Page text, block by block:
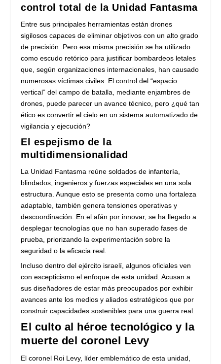
control total de la Unidad Fantasma
Entre sus principales herramientas están drones
sigilosos capaces de eliminar objetivos con un alto grado
de precisión. Pero esa misma precisión se ha utilizado
como escudo retórico para justificar bombardeos letales
que, según organizaciones internacionales, han causado
numerosas víctimas civiles. El control del “espacio
vertical” del campo de batalla, mediante enjambres de
drones, puede parecer un avance técnico, pero ¿qué tan
ético es convertir el cielo en un sistema automatizado de
vigilancia y ejecución?
El espejismo de la
multidimensionalidad
La Unidad Fantasma reúne soldados de infantería,
blindados, ingenieros y fuerzas especiales en una sola
estructura. Aunque esto se presenta como una fortaleza
adaptable, también genera tensiones operativas y
descoordinación. En el afán por innovar, se ha llegado a
desplegar tecnologías que no han superado fases de
prueba, priorizando la experimentación sobre la
seguridad o la eficacia real.
Incluso dentro del ejército israelí, algunos oficiales ven
con escepticismo el enfoque de esta unidad. Acusan a
sus diseñadores de estar más preocupados por exhibir
avances ante los medios y aliados estratégicos que por
construir capacidades sostenibles para una guerra real.
El culto al héroe tecnológico y la
muerte del coronel Levy
El coronel Roi Levy, líder emblemático de esta unidad,